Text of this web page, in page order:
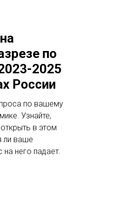
по
2025
России
по вашему
Узнайте,
в этом
ли ваше
на него падает.